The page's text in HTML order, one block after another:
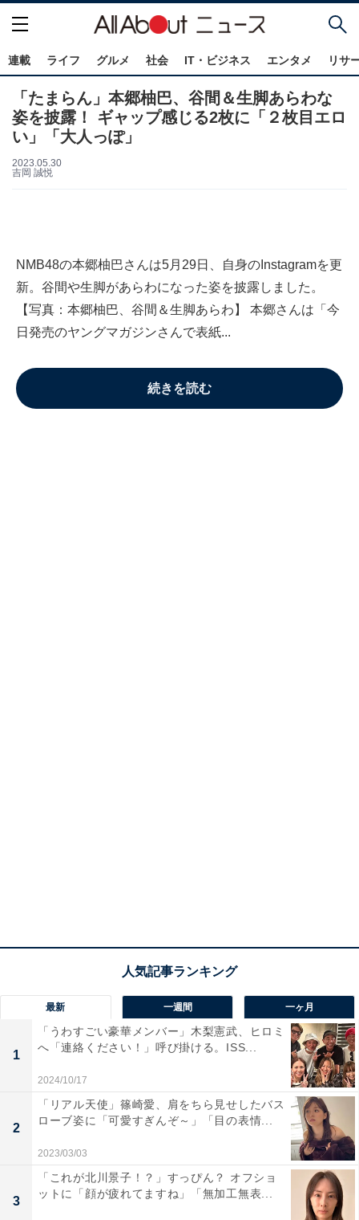
連載 ライフ グルメ 社会 IT・ビジネス エンタメ リサ
「たまらん」本郷柚巴、谷間＆生脚あらわな
姿を披露！ ギャップ感じる2枚に「２枚目エロ
い」「大人っぽ」
2023.05.30
吉岡 誠悦
NMB48の本郷柚巴さんは5月29日、自身のInstagramを更
新。谷間や生脚があらわになった姿を披露しました。
【写真：本郷柚巴、谷間＆生脚あらわ】 本郷さんは「今
日発売のヤングマガジンさんで表紙...
続きを読む
最新 一週間 一ヶ月
1
「うわすごい豪華メンバー」木梨憲武、ヒロミ
へ「連絡ください！」呼び掛ける。ISS...
2024/10/17
2
「リアル天使」篠崎愛、肩をちら見せしたバス
ローブ姿に「可愛すぎんぞ～」「目の表情...
2023/03/03
3
「これが北川景子！？」すっぴん？ オフショ
ットに「顔が疲れてますね」「無加工無表...